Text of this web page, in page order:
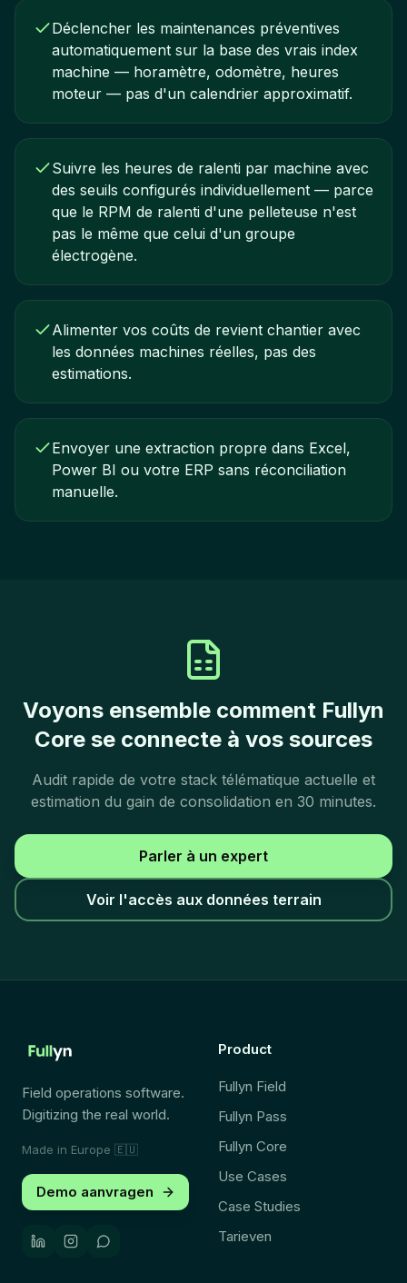
Déclencher les maintenances préventives
automatiquement sur la base des vrais index
machine — horamètre, odomètre, heures
moteur — pas d'un calendrier approximatif.
Suivre les heures de ralenti par machine avec
des seuils configurés individuellement — parce
que le RPM de ralenti d'une pelleteuse n'est
pas le même que celui d'un groupe
électrogène.
Alimenter vos coûts de revient chantier avec
les données machines réelles, pas des
estimations.
Envoyer une extraction propre dans Excel,
Power BI ou votre ERP sans réconciliation
manuelle.
Voyons ensemble comment Fullyn
Core se connecte à vos sources
Audit rapide de votre stack télématique actuelle et
estimation du gain de consolidation en 30 minutes.
Parler à un expert
Voir l'accès aux données terrain
Field operations software.
Digitizing the real world.
Made in Europe 🇪🇺
Demo aanvragen
Product
Fullyn Field
Fullyn Pass
Fullyn Core
Use Cases
Case Studies
Tarieven